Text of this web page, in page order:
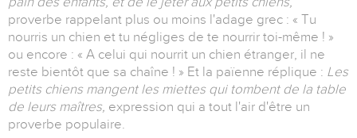
proverbe rappelant plus ou moins l'adage grec : « Tu
nourris un chien et tu négliges de te nourrir toi-même ! »
ou encore : « A celui qui nourrit un chien étranger, il ne
reste bientôt que sa chaîne ! » Et la païenne réplique : Les
petits chiens mangent les miettes qui tombent de la table
de leurs maîtres, expression qui a tout l'air d'être un
proverbe populaire.